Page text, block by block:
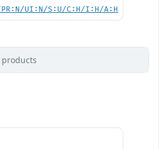
PR:N/UI:N/S:U/C:H/I:H/A:H
products